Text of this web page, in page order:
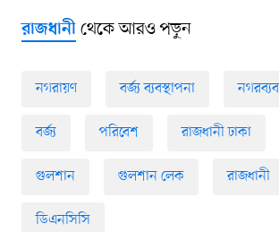
রাজধানীথেকে আরও পড়ুন
নগরায়ণ বর্জ্য ব্যবস্থাপনা
বর্জ্য পরিবেশ রাজধানী ঢাকা
গুলশান গুলশান লেক রাজধানী
ডিএনসিসি